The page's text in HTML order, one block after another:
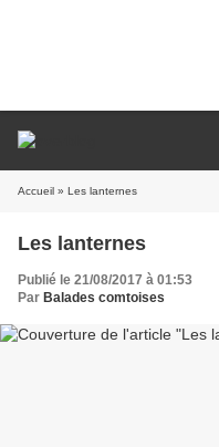
Accueil » Les lanternes
Les lanternes
Publié le 21/08/2017 à 01:53
Par Balades comtoises